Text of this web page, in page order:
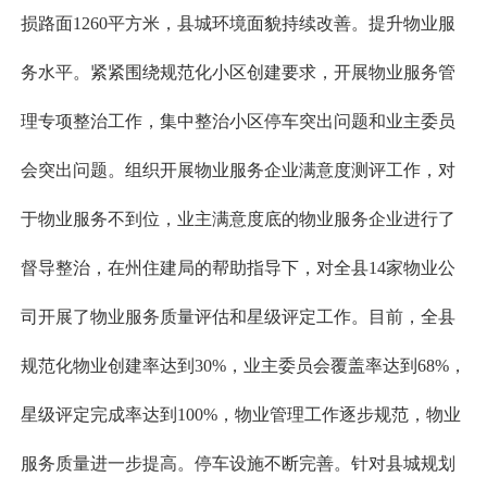
损路面1260平方米，县城环境面貌持续改善。提升物业服
务水平。紧紧围绕规范化小区创建要求，开展物业服务管
理专项整治工作，集中整治小区停车突出问题和业主委员
会突出问题。组织开展物业服务企业满意度测评工作，对
于物业服务不到位，业主满意度底的物业服务企业进行了
督导整治，在州住建局的帮助指导下，对全县14家物业公
司开展了物业服务质量评估和星级评定工作。目前，全县
规范化物业创建率达到30%，业主委员会覆盖率达到68%，
星级评定完成率达到100%，物业管理工作逐步规范，物业
服务质量进一步提高。停车设施不断完善。针对县城规划